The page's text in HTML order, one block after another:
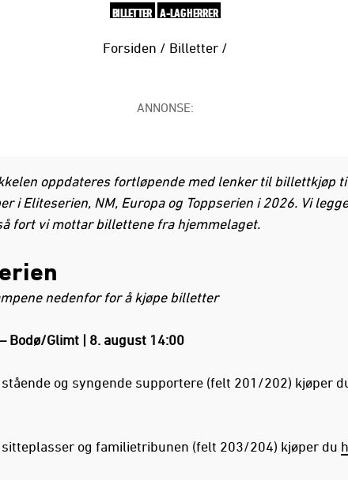
BILLETTER A-LAG HERRER
Forsiden / Billetter /
ANNONSE:
oppdateres fortløpende med lenker til billettkjøp
i Eliteserien, NM, Europa og Toppserien i 2026. Vi
fort vi mottar billettene fra hjemmelaget.
nedenfor for å kjøpe billetter
Bodø/Glimt | 8. august 14:00
og syngende supportere (felt 201/202) kjøper
og familietribunen (felt 203/204) kjøper du